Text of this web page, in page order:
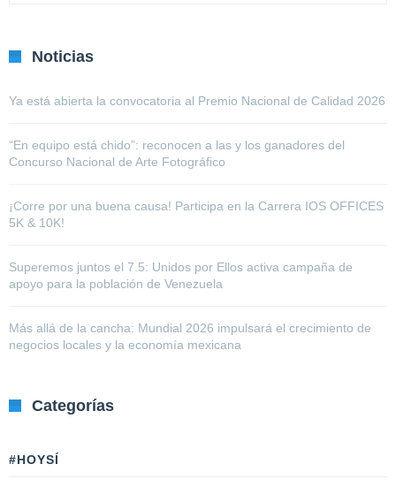
Noticias
Ya está abierta la convocatoria al Premio Nacional de Calidad 2026
“En equipo está chido”: reconocen a las y los ganadores del
Concurso Nacional de Arte Fotográfico
¡Corre por una buena causa! Participa en la Carrera IOS OFFICES
5K & 10K!
Superemos juntos el 7.5: Unidos por Ellos activa campaña de
apoyo para la población de Venezuela
Más allá de la cancha: Mundial 2026 impulsará el crecimiento de
negocios locales y la economía mexicana
Categorías
#HOYSÍ